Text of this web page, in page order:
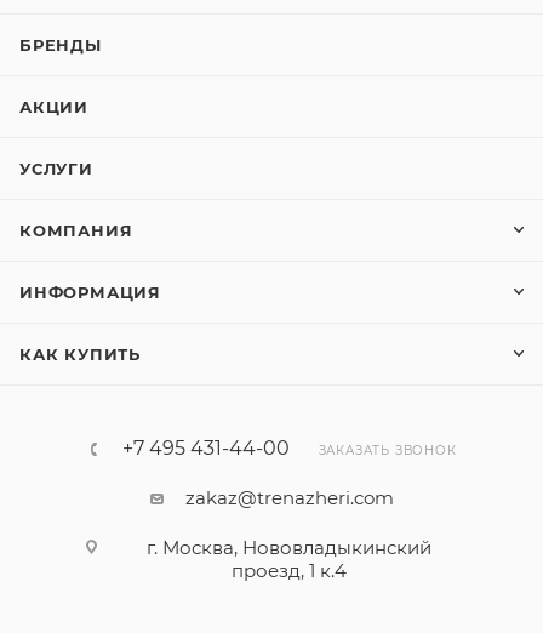
БРЕНДЫ
АКЦИИ
УСЛУГИ
КОМПАНИЯ
ИНФОРМАЦИЯ
КАК КУПИТЬ
+7 495 431-44-00 ЗАКАЗАТЬ ЗВОНОК
zakaz@trenazheri.com
г. Москва, Нововладыкинский
проезд, 1 к.4